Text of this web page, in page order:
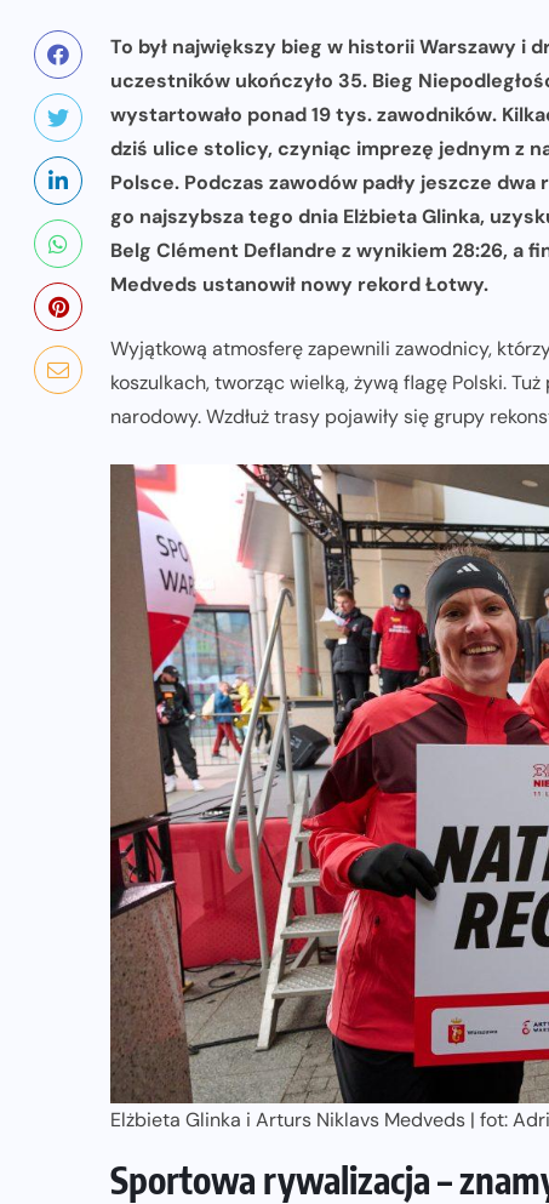
To był największy bieg w historii Warszawy i
uczestników ukończyło 35. Bieg
wystartowało ponad 19 tys. zawodników.
dziś ulice stolicy, czyniąc imprezę jednym z
Polsce. Podczas zawodów padły jeszcze
go najszybsza tego dnia Elżbieta Glinka,
Belg Clément Deflandre z wynikiem 28:26, a
Medveds ustanowił nowy rekord Łotwy.
Wyjątkową atmosferę zapewnili zawodnicy,
koszulkach, tworząc wielką, żywą flagę Polski.
narodowy. Wzdłuż trasy pojawiły się grupy
Elżbieta Glinka i Arturs Niklavs Medveds | fot:
Sportowa rywalizacja –
NADCHODZĄCE IMPREZY WYDARZENIA
ZAPOWIEDZI IMPREZ
Sprawdzone trasy wracają! Poznaj
przebieg 43. Toruń Maratonu, 17.
Toruń Półmaratonu i biegu na 5 km
06-08-2026